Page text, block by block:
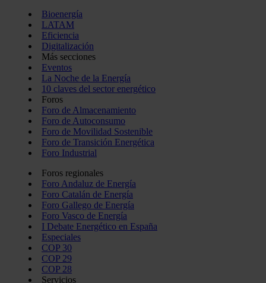
Bioenergía
LATAM
Eficiencia
Digitalización
Más secciones
Eventos
La Noche de la Energía
10 claves del sector energético
Foros
Foro de Almacenamiento
Foro de Autoconsumo
Foro de Movilidad Sostenible
Foro de Transición Energética
Foro Industrial
Foros regionales
Foro Andaluz de Energía
Foro Catalán de Energía
Foro Gallego de Energía
Foro Vasco de Energía
I Debate Energético en España
Especiales
COP 30
COP 29
COP 28
Servicios